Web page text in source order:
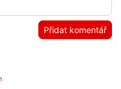
Přidat komentář